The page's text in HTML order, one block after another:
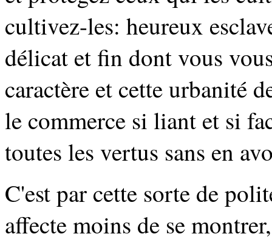
cultivez-les: heureux
délicat et fin dont vous
caractère et cette urbanité
le commerce si liant et si
toutes les vertus sans en
C'est par cette sorte de
affecte moins de se